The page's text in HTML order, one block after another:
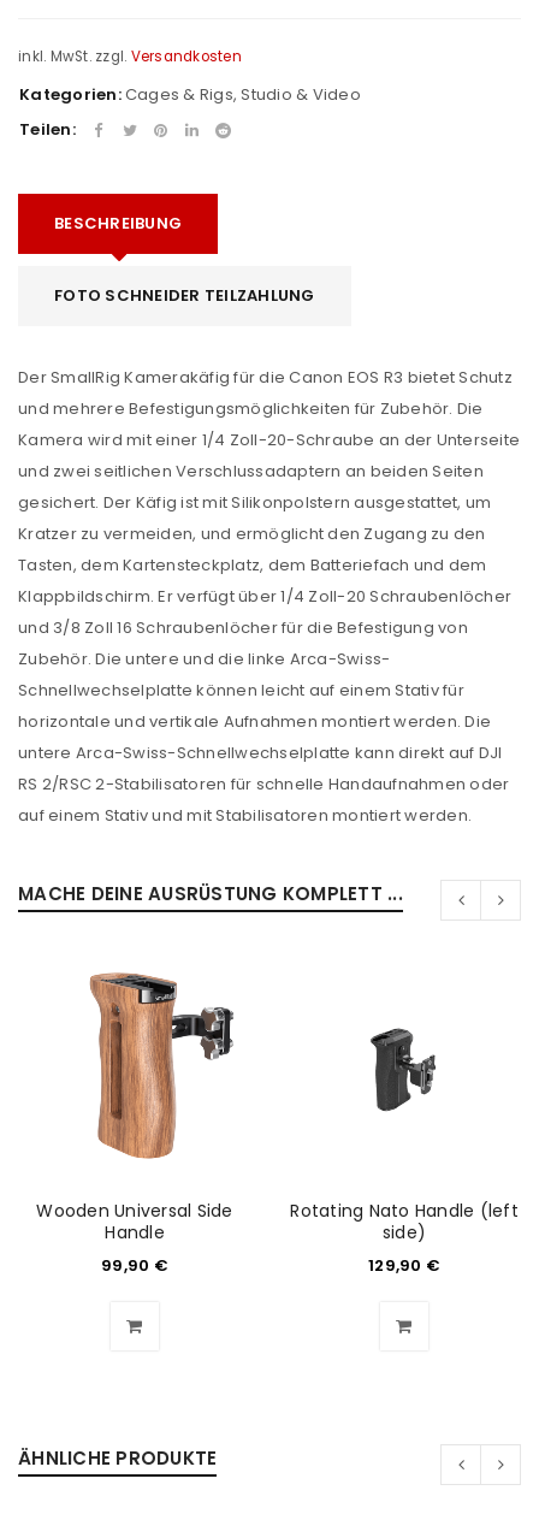
ANMELDEN
inkl. MwSt. zzgl. Versandkosten
Kategorien:Cages & Rigs,Studio & Video
Teilen:
BESCHREIBUNG
FOTO SCHNEIDER TEILZAHLUNG
Der SmallRig Kamerakäfig für die Canon EOS R3 bietet Schutz
und mehrere Befestigungsmöglichkeiten für Zubehör. Die
Kamera wird mit einer 1/4 Zoll-20-Schraube an der Unterseite
und zwei seitlichen Verschlussadaptern an beiden Seiten
gesichert. Der Käfig ist mit Silikonpolstern ausgestattet, um
Kratzer zu vermeiden, und ermöglicht den Zugang zu den
Tasten, dem Kartensteckplatz, dem Batteriefach und dem
Klappbildschirm. Er verfügt über 1/4 Zoll-20 Schraubenlöcher
und 3/8 Zoll 16 Schraubenlöcher für die Befestigung von
Zubehör. Die untere und die linke Arca-Swiss-
Schnellwechselplatte können leicht auf einem Stativ für
horizontale und vertikale Aufnahmen montiert werden. Die
untere Arca-Swiss-Schnellwechselplatte kann direkt auf DJI
RS 2/RSC 2-Stabilisatoren für schnelle Handaufnahmen oder
auf einem Stativ und mit Stabilisatoren montiert werden.
MACHE DEINE AUSRÜSTUNG KOMPLETT ...
Wooden Universal Side
Handle
99,90 €
Rotating Nato Handle (left
side)
129,90 €
ÄHNLICHE PRODUKTE